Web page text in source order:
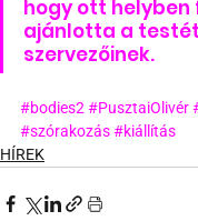
hogy ott helyben
ajánlotta a
szervezőinek.
#bodies2 #PusztaiOlivér
#szórakozás#kiállítás
HÍREK